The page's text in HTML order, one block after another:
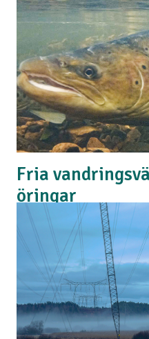
För dig som bor i hus
stor del av utgifterna
Här får du lite hjälp
dags att välja elavtal.
Hos Tranås Energi kan
Läs mer
Fria
öringar
Hållbar
samexistera. Här kan
Sommens unika
som varit stängd för
är helt öppen!
Läs mer